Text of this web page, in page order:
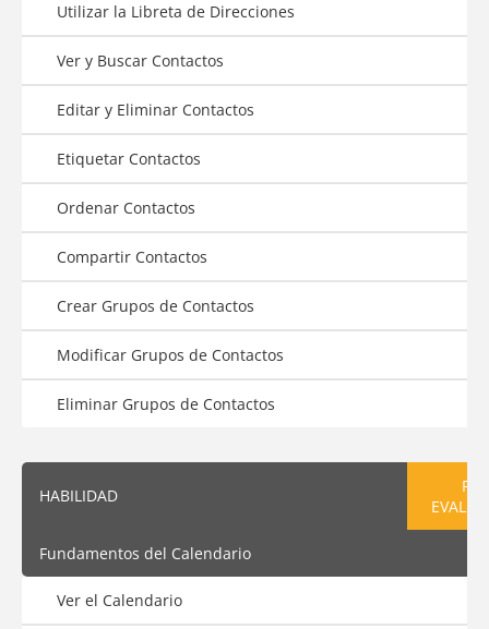
Utilizar la Libreta de Direcciones
Ver y Buscar Contactos
Editar y Eliminar Contactos
Etiquetar Contactos
Ordenar Contactos
Compartir Contactos
Crear Grupos de Contactos
Modificar Grupos de Contactos
Eliminar Grupos de Contactos
HABILIDAD
Fundamentos del Calendario
Ver el Calendario